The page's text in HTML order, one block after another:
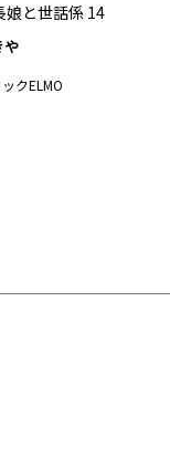
娘と世話係 14
や
クELMO